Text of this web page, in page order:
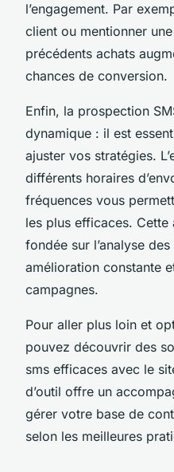
l’engagement. Par
client ou mentionner
précédents achats
chances de conversion.
Enfin, la prospection
dynamique : il est
ajuster vos stratégies.
différents horaires
fréquences vous
les plus efficaces.
fondée sur l’analyse
amélioration constante
campagnes.
Pour aller plus loin et
pouvez découvrir des
sms efficaces avec le
d’outil offre un
gérer votre base de
selon les meilleures